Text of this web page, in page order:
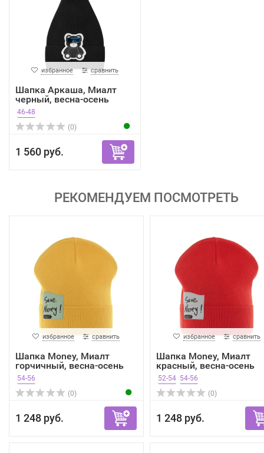
избранное сравнить
Шапка Аркаша, Миалт
черный, весна-осень
46-48
(0)
1 560 руб.
РЕКОМЕНДУЕМ ПОСМОТРЕТЬ
избранное сравнить
Шапка Money, Миалт
горчичный, весна-осень
54-56
(0)
1 248 руб.
избранное сравнить
Шапка Money, Миалт
красный, весна-осень
52-54 54-56
(0)
1 248 руб.